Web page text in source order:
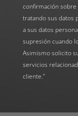
confirmación sobre
tratando sus datos
a sus datos
supresión cuando
Asimismo solicito
servicios
cliente.”